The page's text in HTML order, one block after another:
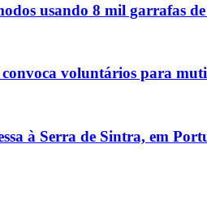
usando 8 mil garrafas
voluntários para
à Serra de Sintra, em